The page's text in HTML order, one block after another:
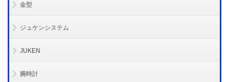
金型
ジュケンシステム
JUKEN
腕時計